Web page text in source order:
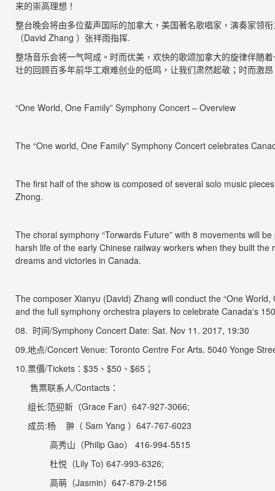
来的崇高理想 ！
整台晚会将由多位蜚声国际的加拿大， 美国著名歌唱家， 演奏家领
（David Zhang ）张祥雨指挥.
整场音乐会将一气呵成。时而优美，欢快的歌颂加拿大的旋律伴随
壮的回顾百多年前华工艰难创业的低鸣，让我们肃然起敬；时而激
“One World, One Family” Symphony Concert – Overview
The “One world, One Family” Symphony Concert celebrates
The first half of the show is composed of several solo music
Zhong.
The choral symphony “Torwards Future” with 8 movements will
harsh life of the early Chinese railway workers when they built
dreams and victories in Canada.
The composer Xianyu (David) Zhang will conduct the “One
and the full symphony orchestra players to celebrate Canada's
08. 时间/Symphony Concert Date: Sat. Nov 11. 2017, 19:30
09.地点/Concert Venue: Toronto Centre For Arts. 5040 Yonge
10.票價/Tickets ： $35 、 $50 、 $65 ；
售票联系人/Contacts ：
组长:笵迎新 （Grace Fan） 647-927-3066;
成员:杨 翀（ Sam Yang ） 647-767-6023
高秀山（Philip Gao）
416-994-5515
杜悦（Lily To) 647-993-6326;
高萌（Jasmin） 647-879-2156